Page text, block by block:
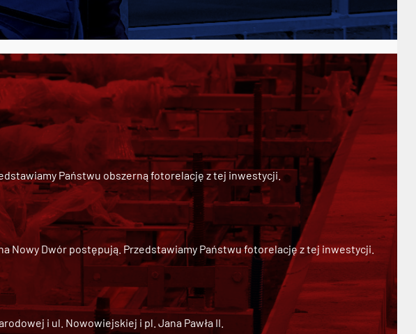
Państwu obszerną fotorelację z tej inwestycji.
Nowy Dwórpostępują. Przedstawiamy Państwu fotorelację z tej inwestycji.
i ul. Nowowiejskiej i pl. Jana Pawła II.